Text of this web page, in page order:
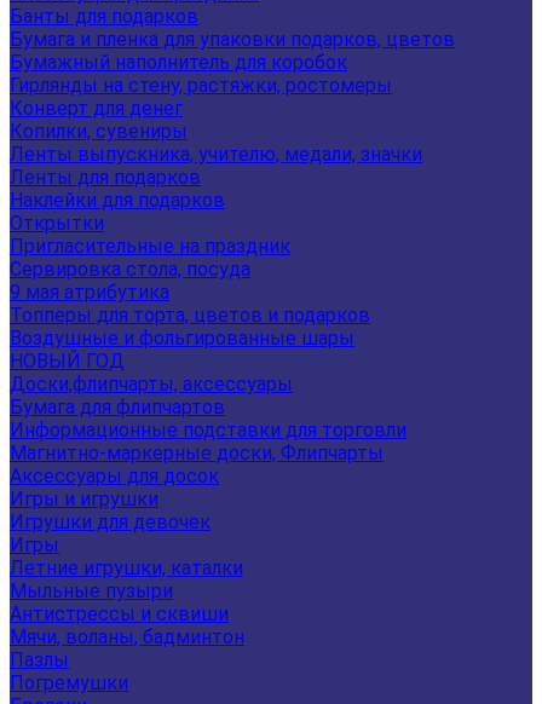
Банты для подарков
Бумага и пленка для упаковки подарков, цветов
Бумажный наполнитель для коробок
Гирлянды на стену, растяжки, ростомеры
Конверт для денег
Копилки, сувениры
Ленты выпускника, учителю, медали, значки
Ленты для подарков
Наклейки для подарков
Открытки
Пригласительные на праздник
Сервировка стола, посуда
9 мая атрибутика
Топперы для торта, цветов и подарков
Воздушные и фольгированные шары
НОВЫЙ ГОД
Доски,флипчарты, аксессуары
Бумага для флипчартов
Информационные подставки для торговли
Магнитно-маркерные доски, Флипчарты
Аксессуары для досок
Игры и игрушки
Игрушки для девочек
Игры
Летние игрушки, каталки
Мыльные пузыри
Антистрессы и сквиши
Мячи, воланы, бадминтон
Пазлы
Погремушки